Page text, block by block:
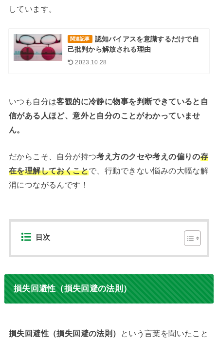
しています。
関連記事
認知バイアスを意識するだけで自
己批判から解放される理由
2023.10.28
いつも自分は客観的に冷静に物事を判断できていると自
信がある人ほど、意外と自分のことがわかっていませ
ん。
だからこそ、自分が持つ考え方のクセや考えの偏りの存
在を理解しておくことで、行動できない悩みの大幅な解
消につながるんです！
目次
損失回避性（損失回避の法則）
損失回避性（損失回避の法則）
という言葉を聞いたこと